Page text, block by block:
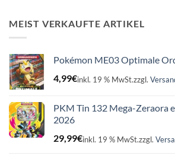
16,99€15,75€.
MEIST VERKAUFTE ARTIKEL
Pokémon ME03 Optimale
4,99€inkl. 19 % MwSt.zzgl.
PKM Tin 132 Mega-Zeraora
2026
29,99€inkl. 19 % MwSt.zzgl.